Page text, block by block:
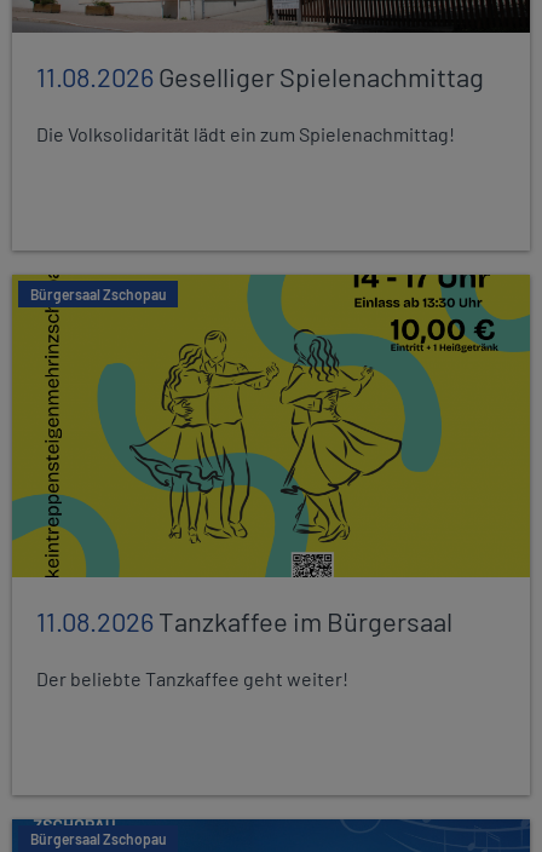
11.08.2026Geselliger Spielenachmittag
Die Volksolidarität lädt ein zum Spielenachmittag!
Bürgersaal Zschopau
11.08.2026Tanzkaffee im Bürgersaal
Der beliebte Tanzkaffee geht weiter!
Bürgersaal Zschopau